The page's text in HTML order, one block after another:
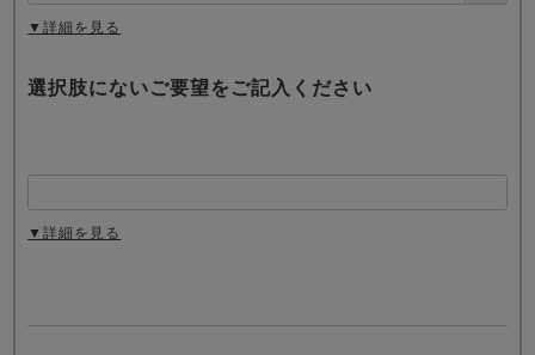
▼詳細を見る
選択肢にないご要望をご記入ください
▼詳細を見る